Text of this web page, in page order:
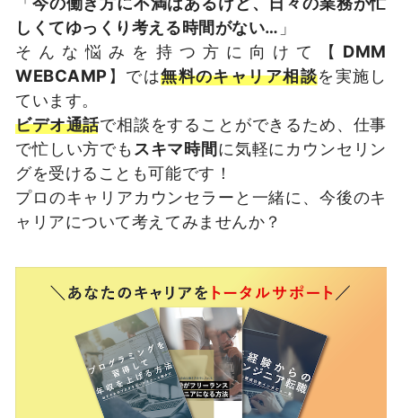
しくてゆっくり考える時間がない… 」
そんな悩みを持つ方に向けて【 DMM
WEBCAMP】では無料のキャリア相談を実施し
ています。
ビデオ通話で相談をすることができるため、仕事
で忙しい方でも スキマ時間に気軽にカウンセリン
グを受けることも可能です！
プロのキャリアカウンセラーと一緒に、今後のキ
ャリアについて考えてみませんか？